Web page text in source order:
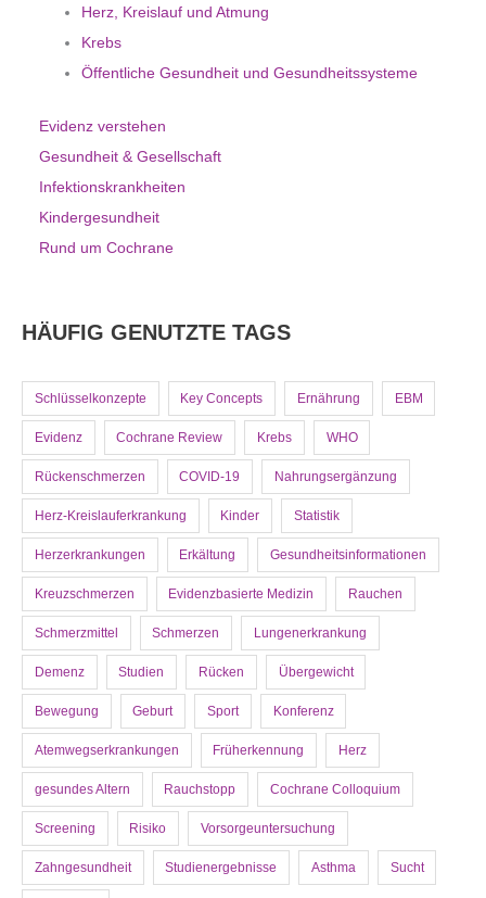
Herz, Kreislauf und Atmung
Krebs
Öffentliche Gesundheit und Gesundheitssysteme
Evidenz verstehen
Gesundheit & Gesellschaft
Infektionskrankheiten
Kindergesundheit
Rund um Cochrane
HÄUFIG GENUTZTE TAGS
Schlüsselkonzepte Key Concepts Ernährung EBM
Evidenz Cochrane Review Krebs WHO
Rückenschmerzen COVID-19 Nahrungsergänzung
Herz-Kreislauferkrankung Kinder Statistik
Herzerkrankungen Erkältung Gesundheitsinformationen
Kreuzschmerzen Evidenzbasierte Medizin Rauchen
Schmerzmittel Schmerzen Lungenerkrankung
Demenz Studien Rücken Übergewicht
Bewegung Geburt Sport Konferenz
Atemwegserkrankungen Früherkennung Herz
gesundes Altern Rauchstopp Cochrane Colloquium
Screening Risiko Vorsorgeuntersuchung
Zahngesundheit Studienergebnisse Asthma Sucht